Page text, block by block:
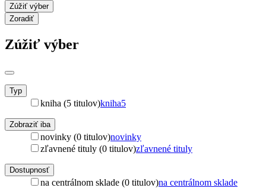
Zúžiť výber
Zoradiť
Zúžiť výber
Typ
kniha (5 titulov)kniha5
Zobraziť iba
novinky (0 titulov)novinky
zľavnené tituly (0 titulov)zľavnené tituly
Dostupnosť
na centrálnom sklade (0 titulov)na centrálnom sklade